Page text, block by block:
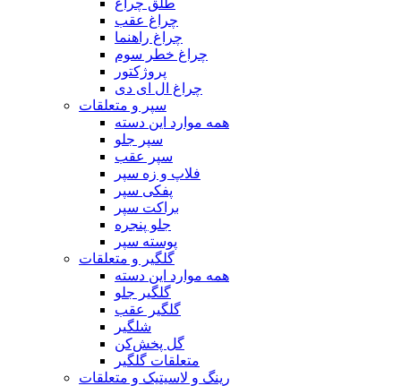
طلق چراغ
چراغ عقب
چراغ راهنما
چراغ خطر سوم
پروژکتور
چراغ ال ای دی
سپر و متعلقات
همه موارد این دسته
سپر جلو
سپر عقب
فلاپ و زه سپر
پفکی سپر
براکت سپر
جلو پنجره
پوسته سپر
گلگیر و متعلقات
همه موارد این دسته
گلگیر جلو
گلگیر عقب
شلگیر
گل پخش‌کن
متعلقات گلگیر
رینگ و لاسیتیک و متعلقات